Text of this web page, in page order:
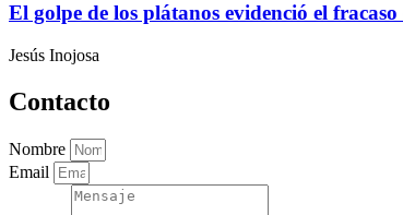
El golpe de los plátanos evidenció el
Jesús Inojosa
Contacto
Nombre
Email